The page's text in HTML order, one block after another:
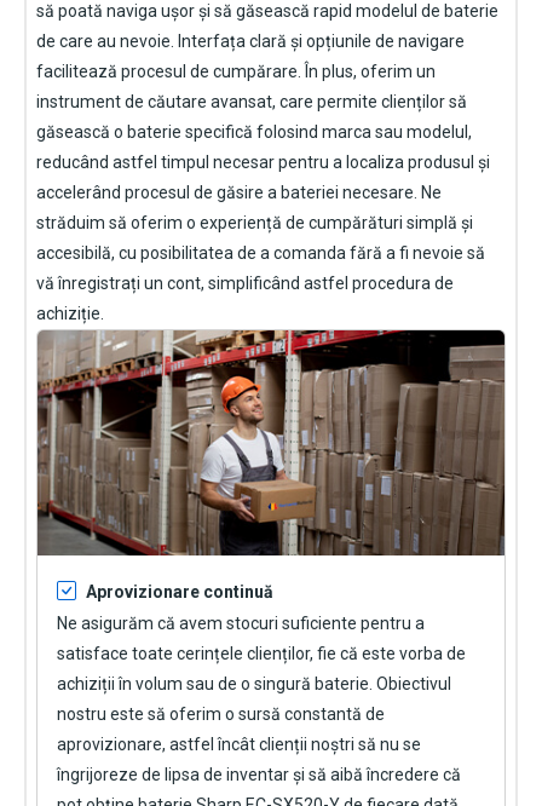
să poată naviga ușor și să găsească rapid modelul de baterie
de care au nevoie. Interfața clară și opțiunile de navigare
facilitează procesul de cumpărare. În plus, oferim un
instrument de căutare avansat, care permite clienților să
găsească o baterie specifică folosind marca sau modelul,
reducând astfel timpul necesar pentru a localiza produsul și
accelerând procesul de găsire a bateriei necesare. Ne
străduim să oferim o experiență de cumpărături simplă și
accesibilă, cu posibilitatea de a comanda fără a fi nevoie să
vă înregistrați un cont, simplificând astfel procedura de
achiziție.
Aprovizionare continuă
Ne asigurăm că avem stocuri suficiente pentru a
satisface toate cerințele clienților, fie că este vorba de
achiziții în volum sau de o singură baterie. Obiectivul
nostru este să oferim o sursă constantă de
aprovizionare, astfel încât clienții noștri să nu se
îngrijoreze de lipsa de inventar și să aibă încredere că